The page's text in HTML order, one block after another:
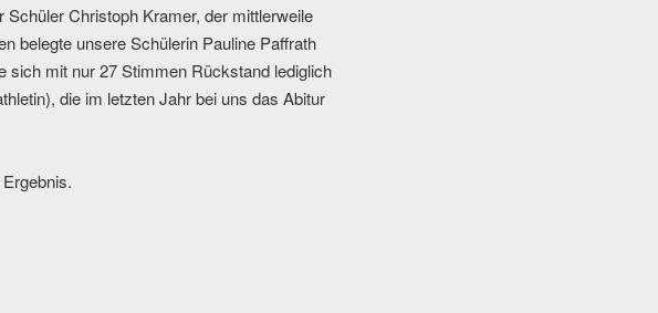
Christoph Kramer, der mittlerweile
belegte unsere Schülerin Pauline Paffrath
mit nur 27 Stimmen Rückstand lediglich
die im letzten Jahr bei uns das Abitur